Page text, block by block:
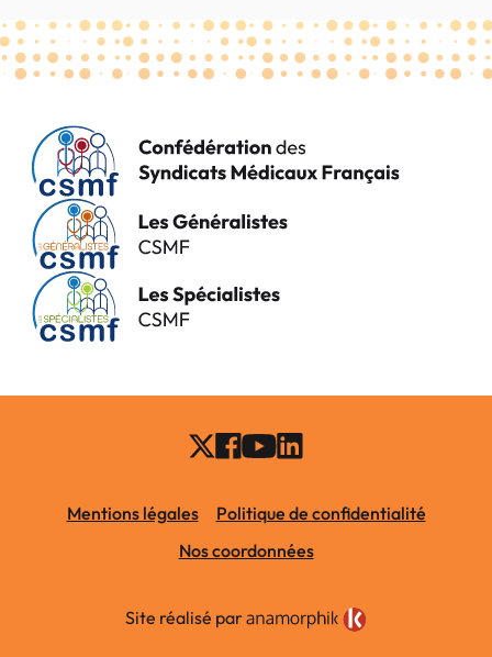
Mentions légales
Politique de confidentialité
Nos coordonnées
Site réalisé par